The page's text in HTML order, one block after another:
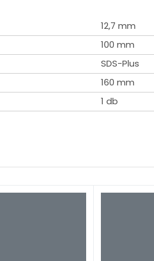
12,7 mm
100 mm
SDS-Plus
160 mm
1 db